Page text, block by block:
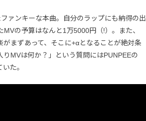
ァンキーな本曲。自分のラップにも納得の出
の予算はなんと1万5000円（!）。また、
まずあって、そこに+αとなることが絶対条
MVは何か？」という質問にはPUNPEEの
た。